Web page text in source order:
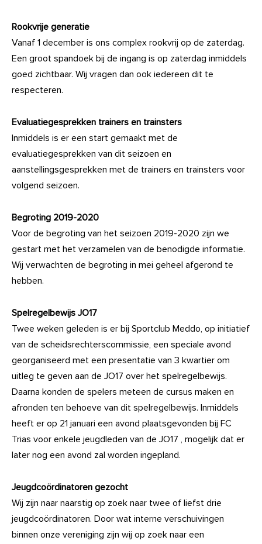
Rookvrije generatie
Vanaf 1 december is ons complex rookvrij op de zaterdag.
Een groot spandoek bij de ingang is op zaterdag inmiddels
goed zichtbaar. Wij vragen dan ook iedereen dit te
respecteren.
Evaluatiegesprekken trainers en trainsters
Inmiddels is er een start gemaakt met de
evaluatiegesprekken van dit seizoen en
aanstellingsgesprekken met de trainers en trainsters voor
volgend seizoen.
Begroting 2019-2020
Voor de begroting van het seizoen 2019-2020 zijn we
gestart met het verzamelen van de benodigde informatie.
Wij verwachten de begroting in mei geheel afgerond te
hebben.
Spelregelbewijs JO17
Twee weken geleden is er bij Sportclub Meddo, op initiatief
van de scheidsrechterscommissie, een speciale avond
georganiseerd met een presentatie van 3 kwartier om
uitleg te geven aan de JO17 over het spelregelbewijs.
Daarna konden de spelers meteen de cursus maken en
afronden ten behoeve van dit spelregelbewijs. Inmiddels
heeft er op 21 januari een avond plaatsgevonden bij FC
Trias voor enkele jeugdleden van de JO17 , mogelijk dat er
later nog een avond zal worden ingepland.
Jeugdcoördinatoren gezocht
Wij zijn naar naarstig op zoek naar twee of liefst drie
jeugdcoördinatoren. Door wat interne verschuivingen
binnen onze vereniging zijn wij op zoek naar een